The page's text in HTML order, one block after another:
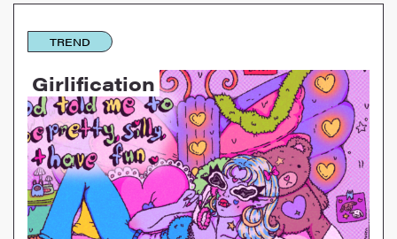
TREND
Girlification